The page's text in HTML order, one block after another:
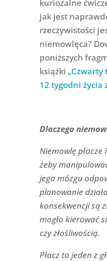
kuriozalne
jak jest
rzeczywistości
niemowlęca?
poniższych
książki
12 tygodni życia
Dlaczego
Niemowlę płacze
żeby
jego mózgu
planowanie
konsekwencji są
mogło kierować
czy złośliwością.
Płacz to jeden z